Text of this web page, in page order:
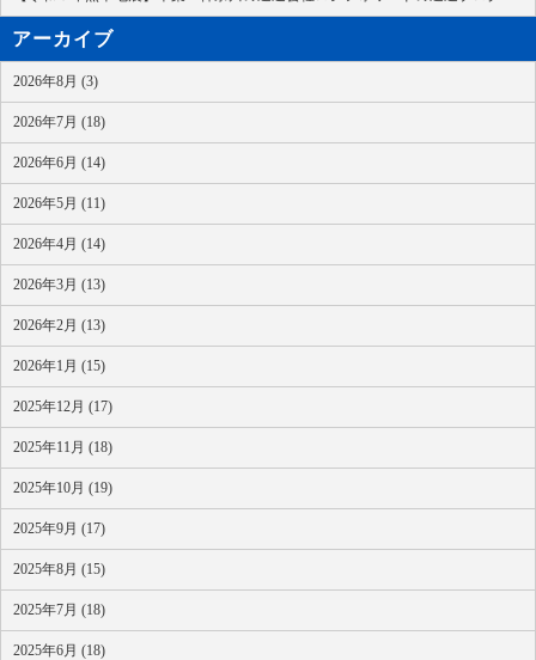
アーカイブ
2026年8月 (3)
2026年7月 (18)
2026年6月 (14)
2026年5月 (11)
2026年4月 (14)
2026年3月 (13)
2026年2月 (13)
2026年1月 (15)
2025年12月 (17)
2025年11月 (18)
2025年10月 (19)
2025年9月 (17)
2025年8月 (15)
2025年7月 (18)
2025年6月 (18)